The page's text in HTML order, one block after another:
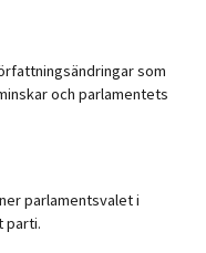
som
och parlamentets
parlamentsvalet i
parti.